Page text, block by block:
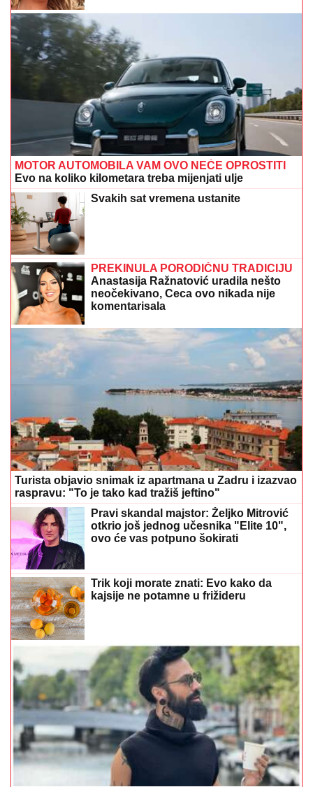
MOTOR AUTOMOBILA VAM OVO NEĆE OPROSTITI
Evo na koliko kilometara treba mijenjati ulje
Svakih sat vremena ustanite
PREKINULA PORODIČNU TRADICIJU
Anastasija Ražnatović uradila nešto
neočekivano, Ceca ovo nikada nije
komentarisala
Turista objavio snimak iz apartmana u Zadru i izazvao
raspravu: "To je tako kad tražiš jeftino"
Pravi skandal majstor: Željko Mitrović
otkrio još jednog učesnika "Elite 10",
ovo će vas potpuno šokirati
Trik koji morate znati: Evo kako da
kajsije ne potamne u frižideru